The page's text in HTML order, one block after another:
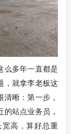
么多年一直都是
，就拿李老板这
晰：第一步，
站点业务员，
高，算好总重